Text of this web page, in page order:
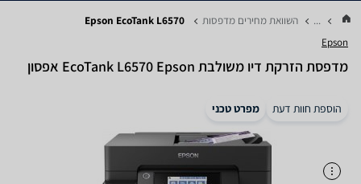
... השוואת מחירים מדפסות Epson EcoTank L6570‎
Epson
‏מדפסת הזרקת דיו ‏משולבת EcoTank L6570‎ Epson אפסון
הוספת חוות דעת מפרט טכני